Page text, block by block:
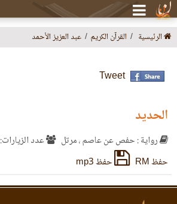
الرئيسية القرآن الكريم عبد العزيز الأحمد
Tweet
الحديد
رواية : حفص عن عاصم ، مرتل
عدد الزيارات: 7405
حفظ RM
حفظ mp3